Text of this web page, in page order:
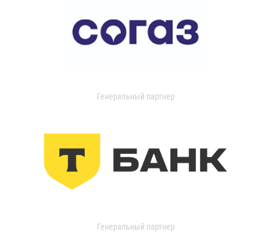
Генеральный партнер
Генеральный партнер